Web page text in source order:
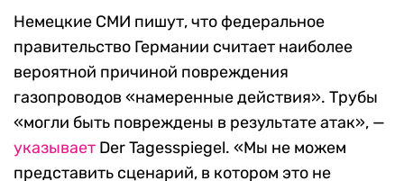
Немецкие СМИ пишут, что федеральное
правительство Германии считает наиболее
вероятной причиной повреждения
газопроводов «намеренные действия». Трубы
«могли быть повреждены в результате атак», —
указывает Der Tagesspiegel. «Мы не можем
представить сценарий, в котором это не